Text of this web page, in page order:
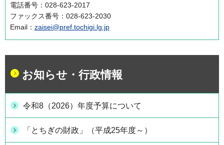
電話番号：028-623-2017
ファックス番号：028-623-2030
Email： zaisei@pref.tochigi.lg.jp
お知らせ・行政情報
令和8（2026）年度予算について
「とちぎの財政」（平成25年度～）